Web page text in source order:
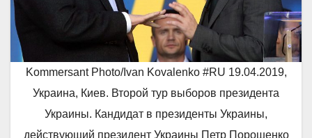
Kommersant Photo/Ivan Kovalenko #RU 19.04.2019,
Украина, Киев. Второй тур выборов президента
Украины. Кандидат в президенты Украины,
действующий президент Украины Петр Порошенко